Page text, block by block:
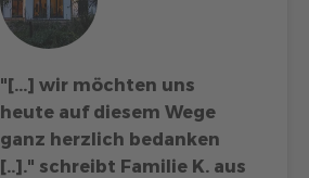
"[...] wir möchten uns
heute auf diesem Wege
ganz herzlich bedanken
[..]." schreibt Familie K. aus